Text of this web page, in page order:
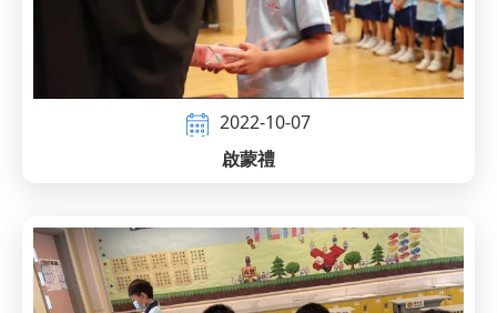
2022-10-07
啟蒙禮